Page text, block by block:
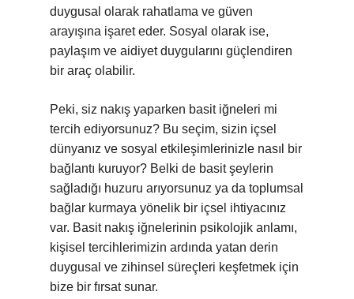
duygusal olarak rahatlama ve güven
arayışına işaret eder. Sosyal olarak ise,
paylaşım ve aidiyet duygularını güçlendiren
bir araç olabilir.
Peki, siz nakış yaparken basit iğneleri mi
tercih ediyorsunuz? Bu seçim, sizin içsel
dünyanız ve sosyal etkileşimlerinizle nasıl bir
bağlantı kuruyor? Belki de basit şeylerin
sağladığı huzuru arıyorsunuz ya da toplumsal
bağlar kurmaya yönelik bir içsel ihtiyacınız
var. Basit nakış iğnelerinin psikolojik anlamı,
kişisel tercihlerimizin ardında yatan derin
duygusal ve zihinsel süreçleri keşfetmek için
bize bir fırsat sunar.